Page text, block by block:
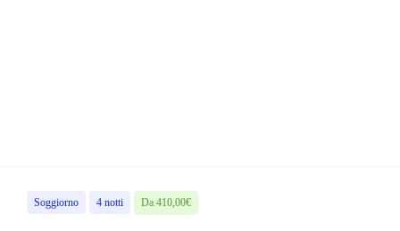
Soggiorno 4 notti Da 410,00€